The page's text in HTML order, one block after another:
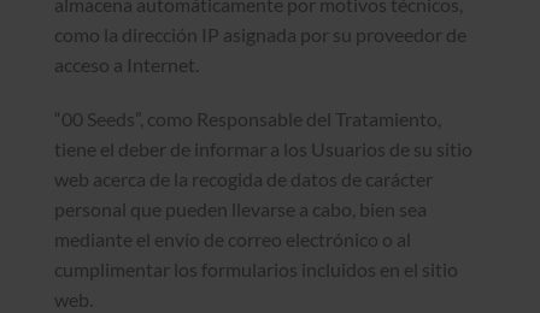
como la dirección IP asignada por su proveedor de
acceso a Internet.
“00 Seeds”, como Responsable del Tratamiento,
tiene el deber de informar a los Usuarios de su sitio
web acerca de la recogida de datos de carácter
personal que pueden llevarse a cabo, bien sea
mediante el envío de correo electrónico o al
cumplimentar los formularios incluidos en el sitio
web.